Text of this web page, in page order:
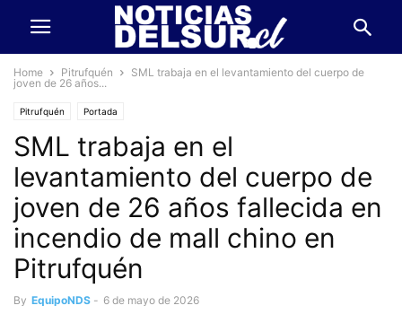
Home Pitrufquén
SML trabaja en el levantamiento del cuerpo de
joven de 26 años...
Pitrufquén Portada
SML trabaja en el
levantamiento del cuerpo de
joven de 26 años fallecida en
incendio de mall chino en
Pitrufquén
By EquipoNDS - 6 de mayo de 2026